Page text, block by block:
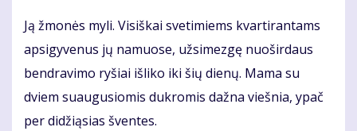
Ją žmo­nės my­li. Vi­siš­kai sve­ti­miems kvar­ti­ran­tams
ap­si­gy­ve­nus jų na­muo­se, už­si­mez­gę nuo­šir­daus
ben­dra­vi­mo ry­šiai iš­li­ko iki šių die­nų. Ma­ma su
dviem su­au­gu­sio­mis duk­ro­mis daž­na vieš­nia, ypač
per di­dži­ą­sias šven­tes.